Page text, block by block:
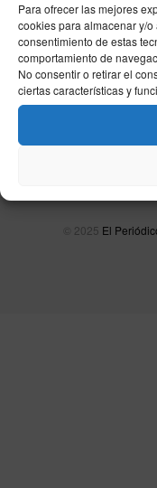
Para ofrecer las mejores
cookies para almacenar y/
consentimiento de estas
comportamiento de
No consentir o retirar el
ciertas características y
Contacta Publicidad
© 2025 El